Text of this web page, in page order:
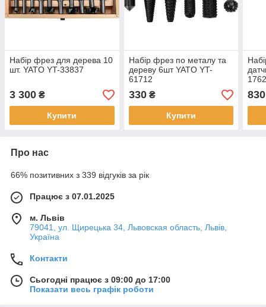
Набір фрез для дерева 10
шт. YATO YT-33837
3 300 ₴
Купити
Набір фрез по металу та
дереву 6шт YATO YT-
61712
330₴
Купити
830
Про нас
66% позитивних з 339 відгуків за рік
Працює з 07.01.2025
м. Львів
79041, ул. Щирецька 34, Львовская область, Львів,
Україна
Контакти
Сьогодні працює з 09:00 до 17:00
Показати весь графік роботи